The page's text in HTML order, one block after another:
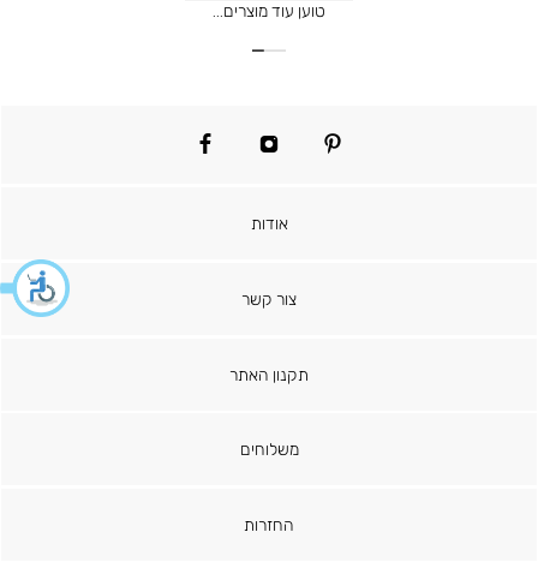
pinterest
instagram
facebook
אודות
צור קשר
תקנון האתר
משלוחים
החזרות